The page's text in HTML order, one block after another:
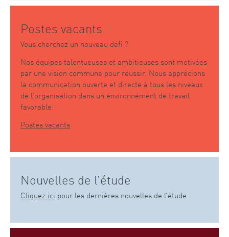
Postes vacants
Vous cherchez un nouveau défi ?
Nos équipes talentueuses et ambitieuses sont motivées
par une vision commune pour réussir. Nous apprécions
la communication ouverte et directe à tous les niveaux
de l’organisation dans un environnement de travail
favorable.
Postes vacants
Nouvelles de l’étude
Cliquez ici pour les dernières nouvelles de l’étude.